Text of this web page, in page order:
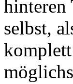
hinteren
selbst,